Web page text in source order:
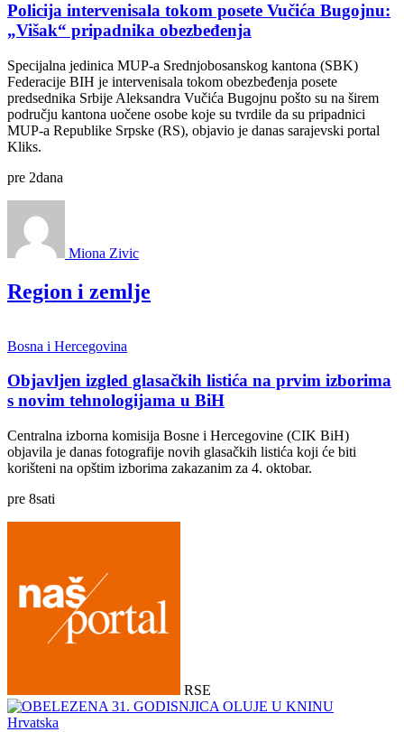
Policija intervenisala tokom posete Vučića Bugojnu:
„Višak“ pripadnika obezbeđenja
Specijalna jedinica MUP-a Srednjobosanskog kantona (SBK)
Federacije BIH je intervenisala tokom obezbeđenja posete
predsednika Srbije Aleksandra Vučića Bugojnu pošto su na širem
području kantona uočene osobe koje su tvrdile da su pripadnici
MUP-a Republike Srpske (RS), objavio je danas sarajevski portal
Kliks.
pre 2dana
Miona Zivic
Region i zemlje
Bosna i Hercegovina
Objavljen izgled glasačkih listića na prvim izborima
s novim tehnologijama u BiH
Centralna izborna komisija Bosne i Hercegovine (CIK BiH)
objavila je danas fotografije novih glasačkih listića koji će biti
korišteni na opštim izborima zakazanim za 4. oktobar.
pre 8sati
RSE
Hrvatska